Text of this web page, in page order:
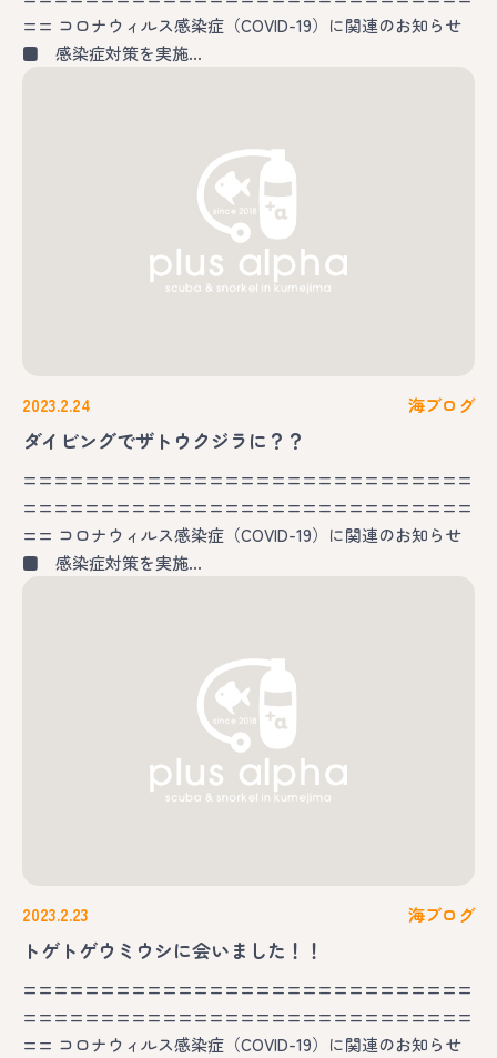
== コロナウィルス感染症（COVID-19）に関連のお知らせ
■ 感染症対策を実施…
2023.2.24 海ブログ
ダイビングでザトウクジラに？？
=============================
=============================
== コロナウィルス感染症（COVID-19）に関連のお知らせ
■ 感染症対策を実施…
2023.2.23 海ブログ
トゲトゲウミウシに会いました！！
=============================
=============================
== コロナウィルス感染症（COVID-19）に関連のお知らせ